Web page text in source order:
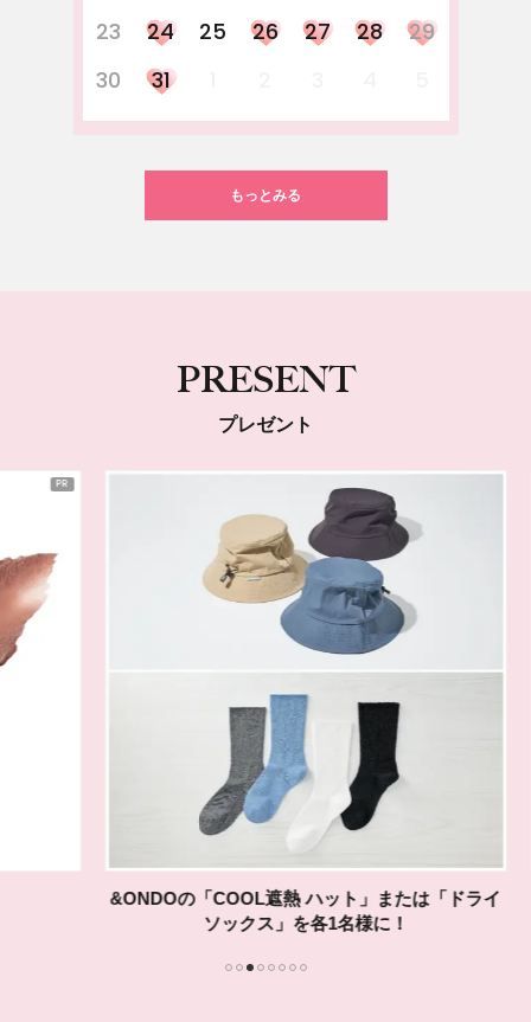
23
24 25 26 27 28
29
30
31
もっとみる
PRESENT
プレゼント
&ONDOの「COOL遮熱 ハット」または「ドライ
ソックス」を各1名様に！